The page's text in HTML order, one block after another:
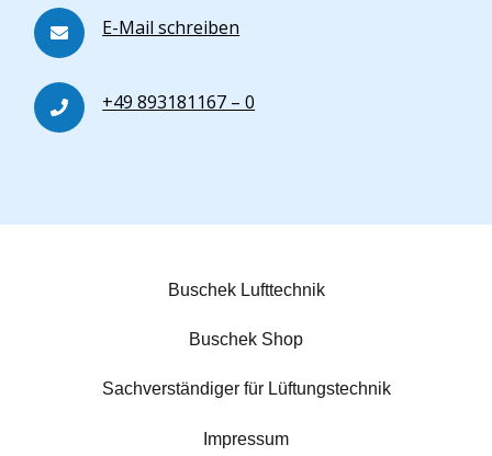
E-Mail schreiben
+49 893181167 – 0
Buschek Lufttechnik
Buschek Shop
Sachverständiger für Lüftungstechnik
Impressum